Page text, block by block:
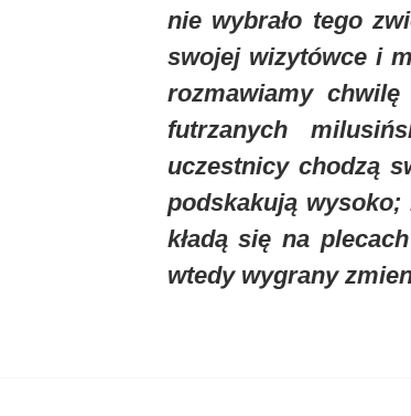
nie wybrało tego
swojej wizytówce i
rozmawiamy
futrzanych
uczestnicy chodzą
podskakują wysoko;
kładą się na
wtedy wygrany